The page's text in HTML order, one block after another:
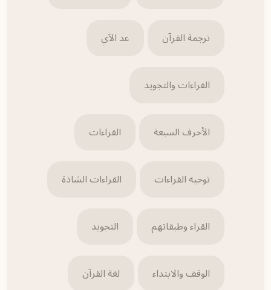
ترجمة القرآن عد الآي
القراءات والتجويد
الأحرف السبعة القراءات
توجيه القراءات القراءات الشاذة
القراء وطبقاتهم التجويد
الوقف والابتداء لغة القرآن